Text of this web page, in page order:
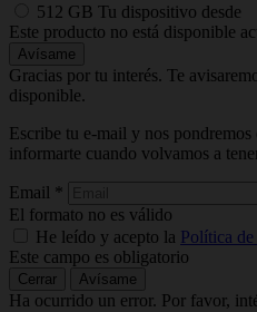
512 GB Tu dispositivo desde
Este producto no está disponible
Avísame
Gracias por tu interés. Te
disponible.
Escribe tu e-mail y nos
informarte cuando volvamos a
Email *
El formato no es válido
He leído y acepto la Política
Este campo es obligatorio
Cerrar Avísame
Ha ocurrido un error. Por favor,